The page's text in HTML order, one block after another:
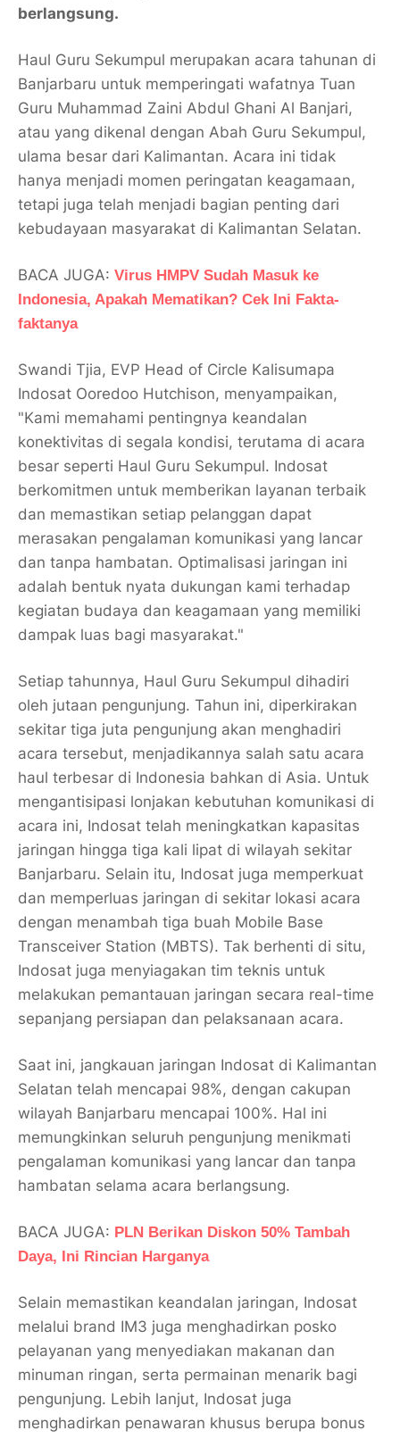
berlangsung.
Haul Guru Sekumpul merupakan acara tahunan di
Banjarbaru untuk memperingati wafatnya Tuan
Guru Muhammad Zaini Abdul Ghani Al Banjari,
atau yang dikenal dengan Abah Guru Sekumpul,
ulama besar dari Kalimantan. Acara ini tidak
hanya menjadi momen peringatan keagamaan,
tetapi juga telah menjadi bagian penting dari
kebudayaan masyarakat di Kalimantan Selatan.
BACA JUGA: Virus HMPV Sudah Masuk ke
Indonesia, Apakah Mematikan? Cek Ini Fakta-
faktanya
Swandi Tjia, EVP Head of Circle Kalisumapa
Indosat Ooredoo Hutchison, menyampaikan,
"Kami memahami pentingnya keandalan
konektivitas di segala kondisi, terutama di acara
besar seperti Haul Guru Sekumpul. Indosat
berkomitmen untuk memberikan layanan terbaik
dan memastikan setiap pelanggan dapat
merasakan pengalaman komunikasi yang lancar
dan tanpa hambatan. Optimalisasi jaringan ini
adalah bentuk nyata dukungan kami terhadap
kegiatan budaya dan keagamaan yang memiliki
dampak luas bagi masyarakat."
Setiap tahunnya, Haul Guru Sekumpul dihadiri
oleh jutaan pengunjung. Tahun ini, diperkirakan
sekitar tiga juta pengunjung akan menghadiri
acara tersebut, menjadikannya salah satu acara
haul terbesar di Indonesia bahkan di Asia. Untuk
mengantisipasi lonjakan kebutuhan komunikasi di
acara ini, Indosat telah meningkatkan kapasitas
jaringan hingga tiga kali lipat di wilayah sekitar
Banjarbaru. Selain itu, Indosat juga memperkuat
dan memperluas jaringan di sekitar lokasi acara
dengan menambah tiga buah Mobile Base
Transceiver Station (MBTS). Tak berhenti di situ,
Indosat juga menyiagakan tim teknis untuk
melakukan pemantauan jaringan secara real-time
sepanjang persiapan dan pelaksanaan acara.
Saat ini, jangkauan jaringan Indosat di Kalimantan
Selatan telah mencapai 98%, dengan cakupan
wilayah Banjarbaru mencapai 100%. Hal ini
memungkinkan seluruh pengunjung menikmati
pengalaman komunikasi yang lancar dan tanpa
hambatan selama acara berlangsung.
BACA JUGA: PLN Berikan Diskon 50% Tambah
Daya, Ini Rincian Harganya
Selain memastikan keandalan jaringan, Indosat
melalui brand IM3 juga menghadirkan posko
pelayanan yang menyediakan makanan dan
minuman ringan, serta permainan menarik bagi
pengunjung. Lebih lanjut, Indosat juga
menghadirkan penawaran khusus berupa bonus